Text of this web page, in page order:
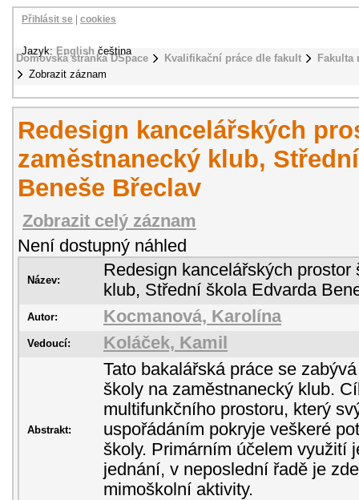
Domovská stránka DSpace Kvalifikační práce dle fakult
Zobrazit záznam
Přihlásit se cookies
Jazyk: English čeština
Redesign kancelářských
zaměstnanecký klub,
Beneše Břeclav
Zobrazit celý záznam
Není dostupný náhled
Název:
Redesign kancelářských
klub, Střední škola Edvarda
Autor: Kocmanová, Karolína
Vedoucí: Koláček, Kamil
Abstrakt:
Tato bakalářská práce se
školy na zaměstnanecký klub.
multifunkčního prostoru, který
uspořádáním pokryje veškeré
školy. Primárním účelem využití
jednání, v neposlední řadě je
mimoškolní aktivity.